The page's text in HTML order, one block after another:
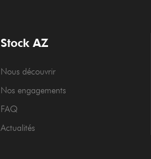
Stock AZ
Nous découvrir
Nos engagements
FAQ
Actualités